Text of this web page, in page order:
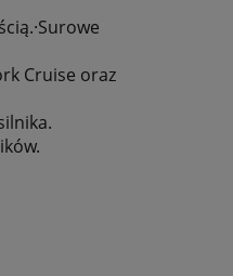
Cruise oraz